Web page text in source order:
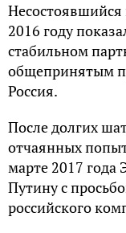
2016 году
стабильном
общепринятым
Россия.
После долгих
отчаянных
марте 2017 года
Путину с
российского